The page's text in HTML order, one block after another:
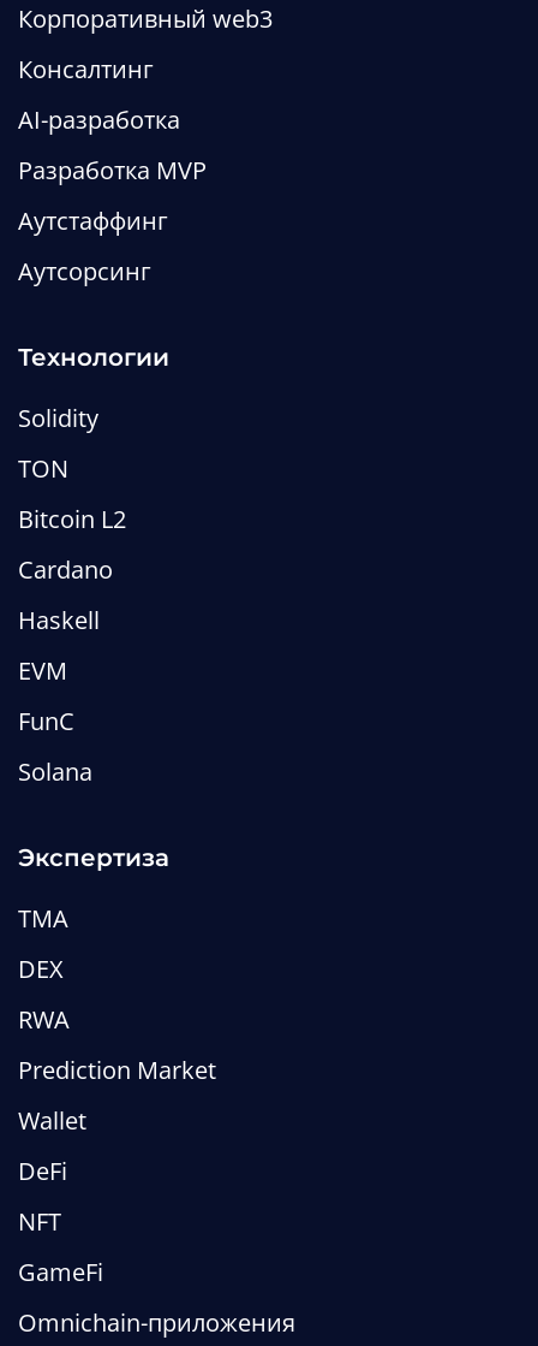
Корпоративный web3
Консалтинг
AI-разработка
Разработка MVP
Аутстаффинг
Аутсорсинг
Технологии
Solidity
TON
Bitcoin L2
Cardano
Haskell
EVM
FunC
Solana
Экспертиза
TMA
DEX
RWA
Prediction Market
Wallet
DeFi
NFT
GameFi
Omnichain-приложения